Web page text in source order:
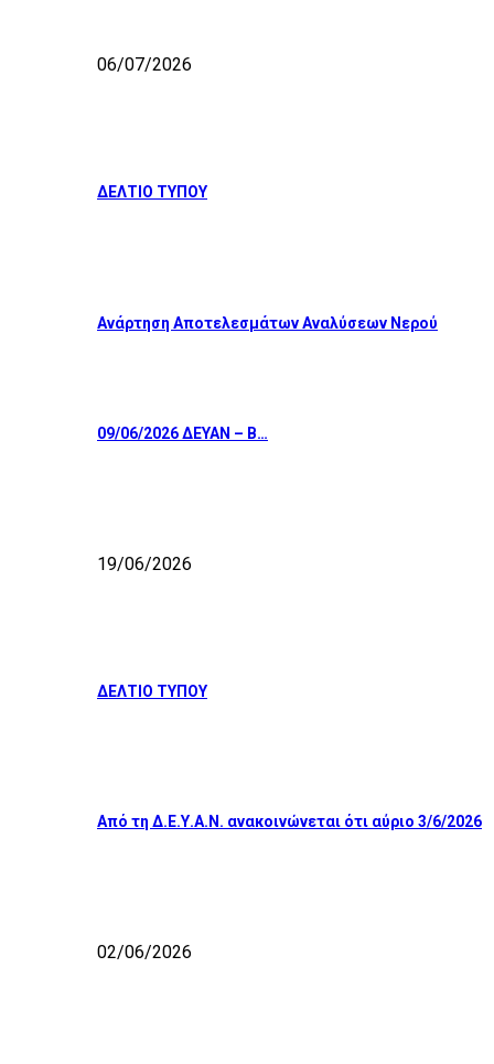
06/07/2026
ΔΕΛΤΙΟ ΤΥΠΟΥ
Ανάρτηση Αποτελεσμάτων Αναλύσεων Νερού
09/06/2026 ΔΕΥΑΝ – Β…
19/06/2026
ΔΕΛΤΙΟ ΤΥΠΟΥ
Από τη Δ.Ε.Υ.Α.Ν. ανακοινώνεται ότι αύριο 3/6/2026
02/06/2026